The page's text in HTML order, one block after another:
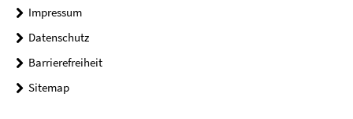
Impressum
Datenschutz
Barrierefreiheit
Sitemap